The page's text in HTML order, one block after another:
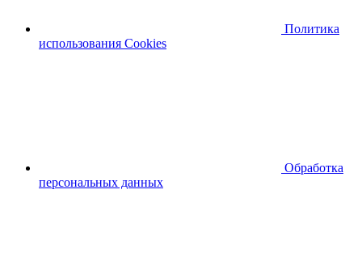
Политика
использования Cookies
Обработка
персональных данных